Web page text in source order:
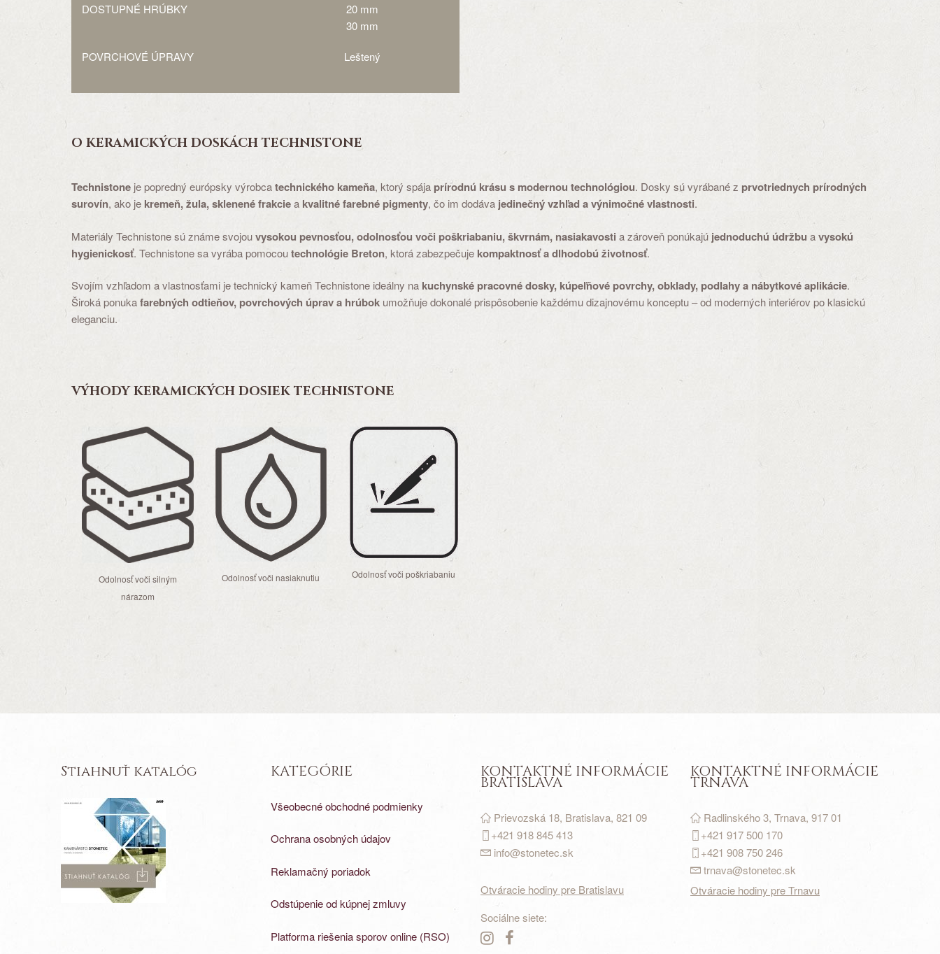
DOSTUPNÉ HRÚBKY
20 mm
30 mm
POVRCHOVÉ ÚPRAVY Leštený
O KERAMICKÝCH DOSKÁCH TECHNISTONE
Technistone je popredný európsky výrobcatechnického kameňa, ktorý spája prírodnú krásu s modernou technológiou. Dosky sú vyrábané z prvotriednych prírodných
surovín, ako je kremeň, žula, sklenené frakciea kvalitné farebné pigmenty, čo im dodáva jedinečný vzhľad a výnimočné vlastnosti.
Materiály Technistone sú známe svojouvysokou pevnosťou, odolnosťou voči poškriabaniu, škvrnám, nasiakavosti a zároveň ponúkajú jednoduchú údržbu avysokú
hygienickosť. Technistone sa vyrába pomocoutechnológie Breton, ktorá zabezpečuje kompaktnosť a dlhodobú životnosť.
Svojím vzhľadom a vlastnosťami je technický kameň Technistone ideálny na kuchynské pracovné dosky, kúpeľňové povrchy, obklady, podlahy a nábytkové aplikácie.
Široká ponukafarebných odtieňov, povrchových úprav a hrúbok umožňuje dokonalé prispôsobenie každému dizajnovému konceptu – od moderných interiérov po klasickú
eleganciu.
VÝHODY KERAMICKÝCH DOSIEK TECHNISTONE
Odolnosť voči silným
nárazom
Odolnosť voči nasiaknutiu Odolnosť voči poškriabaniu
Stiahnuť katalóg KATEGÓRIE
Všeobecné obchodné podmienky
Ochrana osobných údajov
Reklamačný poriadok
Odstúpenie od kúpnej zmluvy
Platforma riešenia sporov online (RSO)
KONTAKTNÉ INFORMÁCIE
BRATISLAVA
Prievozská 18, Bratislava, 821 09
+421 918 845 413
info@stonetec.sk
Otváracie hodiny pre Bratislavu
Sociálne siete:
KONTAKTNÉ INFORMÁCIE
TRNAVA
Radlinského 3, Trnava, 917 01
+421 917500 170
+421 908 750 246
trnava@stonetec.sk
Otváracie hodiny pre Trnavu